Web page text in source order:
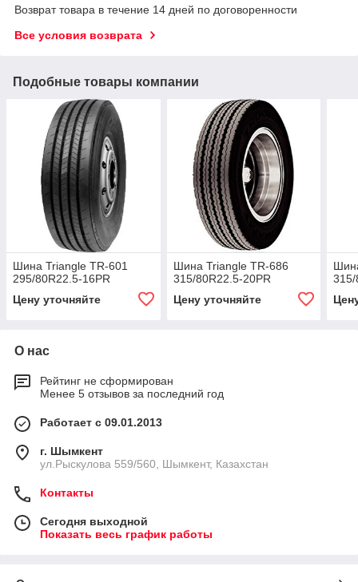
Возврат товара в течение 14 дней по договоренности
Все условия возврата
Подобные товары компании
Шина Triangle TR-601
295/80R22.5-16PR
Цену уточняйте
Шина Triangle TR-686
315/80R22.5-20PR
Цену уточняйте
315/
О нас
Рейтинг не сформирован
Менее 5 отзывов за последний год
Работает с 09.01.2013
г. Шымкент
ул.Рыскулова 559/560, Шымкент, Казахстан
Контакты
Сегодня выходной
Показать весь график работы